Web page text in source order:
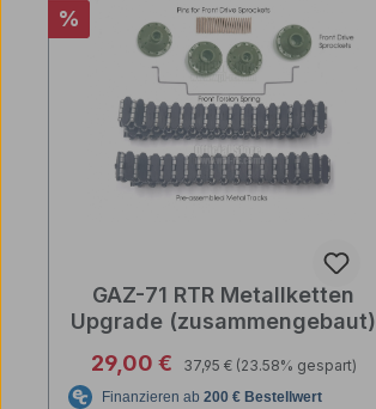
Rabatt
%
GAZ-71 RTR Metallketten
Upgrade (zusammengebaut)
Verkaufspreis:
29,00 € Regulärer Preis:
37,95 € (23.58% gespart)